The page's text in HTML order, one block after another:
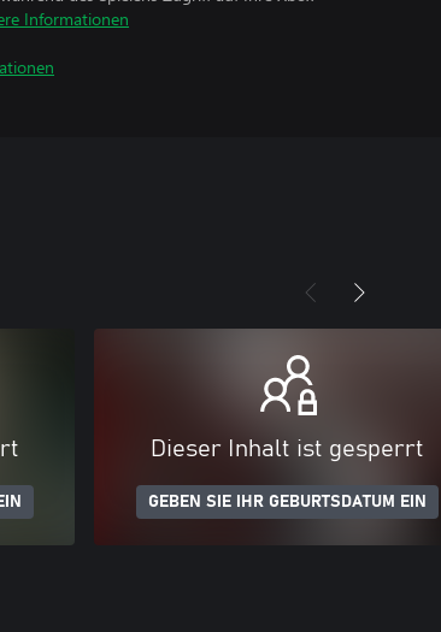
Informationen
Dieser Inhalt ist gesperrt
GEBEN SIE IHR GEBURTSDATUM EIN